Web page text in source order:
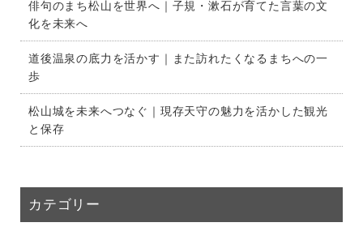
俳句のまち松山を世界へ｜子規・漱石が育てた言葉の文
化を未来へ
道後温泉の底力を活かす｜また訪れたくなるまちへの一
歩
松山城を未来へつなぐ｜現存天守の魅力を活かした観光
と保存
カテゴリー